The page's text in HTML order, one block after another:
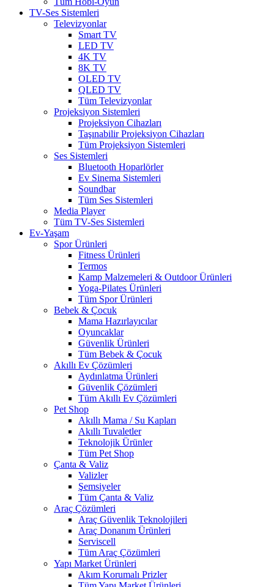
TV-Ses Sistemleri
Televizyonlar
Smart TV
LED TV
4K TV
8K TV
OLED TV
QLED TV
Tüm Televizyonlar
Projeksiyon Sistemleri
Projeksiyon Cihazları
Taşınabilir Projeksiyon Cihazları
Tüm Projeksiyon Sistemleri
Ses Sistemleri
Bluetooth Hoparlörler
Ev Sinema Sistemleri
Soundbar
Tüm Ses Sistemleri
Media Player
Tüm TV-Ses Sistemleri
Ev-Yaşam
Spor Ürünleri
Fitness Ürünleri
Termos
Kamp Malzemeleri & Outdoor Ürünleri
Yoga-Pilates Ürünleri
Tüm Spor Ürünleri
Bebek & Çocuk
Mama Hazırlayıcılar
Oyuncaklar
Güvenlik Ürünleri
Tüm Bebek & Çocuk
Akıllı Ev Çözümleri
Aydınlatma Ürünleri
Güvenlik Çözümleri
Tüm Akıllı Ev Çözümleri
Pet Shop
Akıllı Mama / Su Kapları
Akıllı Tuvaletler
Teknolojik Ürünler
Tüm Pet Shop
Çanta & Valiz
Valizler
Şemsiyeler
Tüm Çanta & Valiz
Araç Çözümleri
Araç Güvenlik Teknolojileri
Araç Donanım Ürünleri
Serviscell
Tüm Araç Çözümleri
Yapı Market Ürünleri
Akım Korumalı Prizler